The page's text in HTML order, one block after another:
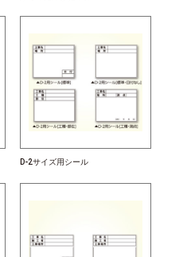
D-2サイズ用シール